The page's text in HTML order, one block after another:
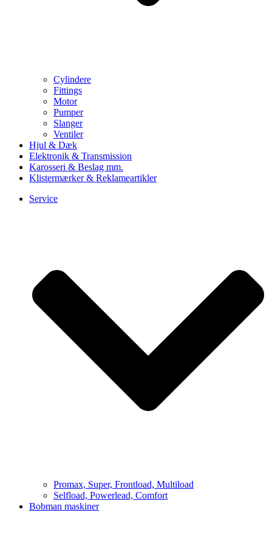
Cylindere
Fittings
Motor
Pumper
Slanger
Ventiler
Hjul & Dæk
Elektronik & Transmission
Karosseri & Beslag mm.
Klistermærker & Reklameartikler
Service
Promax, Super, Frontload, Multiload
Selfload, Powerlead, Comfort
Bobman maskiner